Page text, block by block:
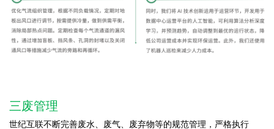
三废管理
世纪互联不断完善废水、废气、废弃物等的规范管理，严格执行